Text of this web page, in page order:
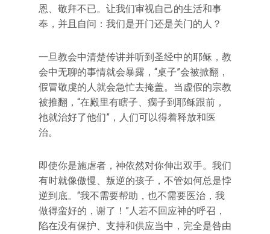
恩、敬拜不已。让我们审视自己的生活和事
奉，并且自问：我们是开门还是关门的人？
一旦教会中清楚传讲并听到圣经中的耶稣，教
会中无聊的事情就会暴露，“桌子”会被掀翻，
假冒敬虔的人就会急忙去掩盖。当虚假的宗教
被推翻，“在殿里有瞎子、瘸子到耶稣跟前，
祂就治好了他们”，人们可以得着释放和医
治。
即使你是施虐者，神依然对你伸出双手。我们
有时就像傲慢、叛逆的孩子，不管如何总是悖
逆到底。“我不需要帮助，也不需要医治，我
做得蛮好的，谢了！”人若不回应神的呼召，
陷在没有保护、支持和供应当中，完全是咎由